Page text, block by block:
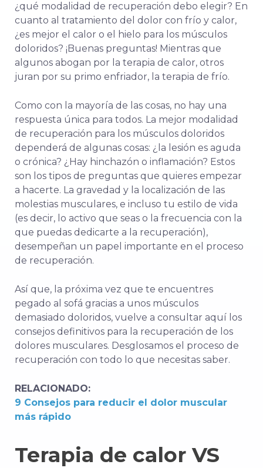
¿qué modalidad de recuperación debo elegir? En
cuanto al tratamiento del dolor con frío y calor,
¿es mejor el calor o el hielo para los músculos
doloridos? ¡Buenas preguntas! Mientras que
algunos abogan por la terapia de calor, otros
juran por su primo enfriador, la terapia de frío.
Como con la mayoría de las cosas, no hay una
respuesta única para todos. La mejor modalidad
de recuperación para los músculos doloridos
dependerá de algunas cosas: ¿la lesión es aguda
o crónica? ¿Hay hinchazón o inflamación? Estos
son los tipos de preguntas que quieres empezar
a hacerte. La gravedad y la localización de las
molestias musculares, e incluso tu estilo de vida
(es decir, lo activo que seas o la frecuencia con la
que puedas dedicarte a la recuperación),
desempeñan un papel importante en el proceso
de recuperación.
Así que, la próxima vez que te encuentres
pegado al sofá gracias a unos músculos
demasiado doloridos, vuelve a consultar aquí los
consejos definitivos para la recuperación de los
dolores musculares. Desglosamos el proceso de
recuperación con todo lo que necesitas saber.
RELACIONADO:
9 Consejos para reducir el dolor muscular
más rápido
Terapia de calor VS